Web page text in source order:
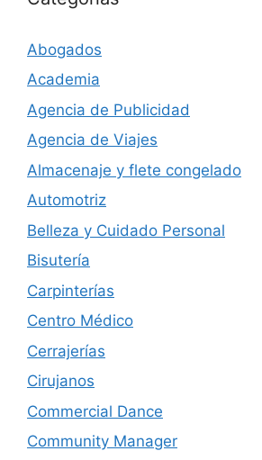
Abogados
Academia
Agencia de Publicidad
Agencia de Viajes
Almacenaje y flete congelado
Automotriz
Belleza y Cuidado Personal
Bisutería
Carpinterías
Centro Médico
Cerrajerías
Cirujanos
Commercial Dance
Community Manager